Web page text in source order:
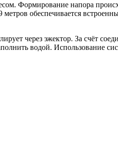
Формирование напора
обеспечивается
через эжектор. За счёт
водой. Использование